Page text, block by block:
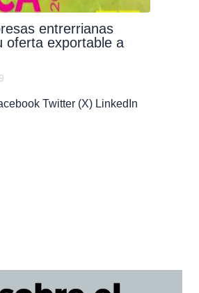
entrerrianas
oferta exportable a
Twitter (X) LinkedIn